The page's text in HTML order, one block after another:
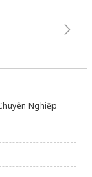
Nghiệp